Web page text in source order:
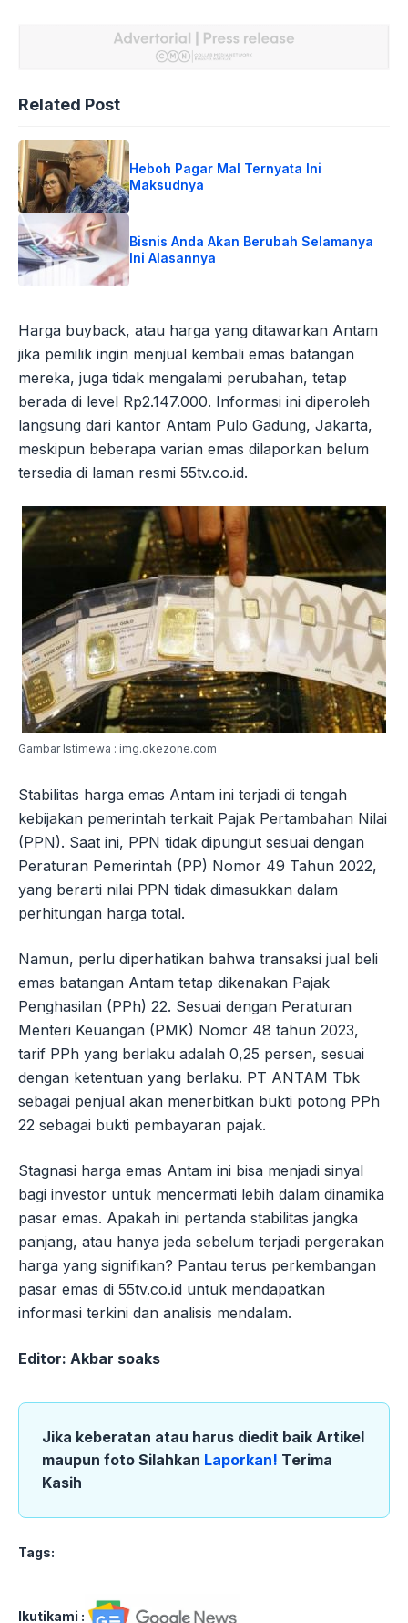
Related Post
Heboh Pagar Mal Ternyata Ini
Maksudnya
Bisnis Anda Akan Berubah Selamanya
Ini Alasannya
Harga buyback, atau harga yang ditawarkan Antam
jika pemilik ingin menjual kembali emas batangan
mereka, juga tidak mengalami perubahan, tetap
berada di level Rp2.147.000. Informasi ini diperoleh
langsung dari kantor Antam Pulo Gadung, Jakarta,
meskipun beberapa varian emas dilaporkan belum
tersedia di laman resmi 55tv.co.id.
Gambar Istimewa : img.okezone.com
Stabilitas harga emas Antam ini terjadi di tengah
kebijakan pemerintah terkait Pajak Pertambahan Nilai
(PPN). Saat ini, PPN tidak dipungut sesuai dengan
Peraturan Pemerintah (PP) Nomor 49 Tahun 2022,
yang berarti nilai PPN tidak dimasukkan dalam
perhitungan harga total.
Namun, perlu diperhatikan bahwa transaksi jual beli
emas batangan Antam tetap dikenakan Pajak
Penghasilan (PPh) 22. Sesuai dengan Peraturan
Menteri Keuangan (PMK) Nomor 48 tahun 2023,
tarif PPh yang berlaku adalah 0,25 persen, sesuai
dengan ketentuan yang berlaku. PT ANTAM Tbk
sebagai penjual akan menerbitkan bukti potong PPh
22 sebagai bukti pembayaran pajak.
Stagnasi harga emas Antam ini bisa menjadi sinyal
bagi investor untuk mencermati lebih dalam dinamika
pasar emas. Apakah ini pertanda stabilitas jangka
panjang, atau hanya jeda sebelum terjadi pergerakan
harga yang signifikan? Pantau terus perkembangan
pasar emas di 55tv.co.id untuk mendapatkan
informasi terkini dan analisis mendalam.
Editor: Akbar soaks
Jika keberatan atau harus diedit baik Artikel
maupun foto Silahkan Laporkan! Terima
Kasih
Tags:
Ikutikami :